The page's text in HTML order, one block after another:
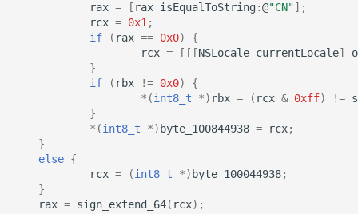
rax = [ rax isEqualToString:@"CN"];
rcx = 0x1 ;
if
( rax == 0x0)
{
rcx = [[[NSLocale currentLocale]
}
if
( rbx != 0x0)
{
* (int8_t *) rbx = ( rcx & 0xff) !=
}
* (int8_t *) byte_100844938 = rcx;
}
else {
rcx = (int8_t *) byte_100044938;
}
rax = sign_extend_64( rcx);